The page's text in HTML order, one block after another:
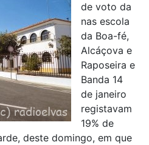
de voto da
nas escola
da Boa-fé,
Alcáçova e
Raposeira e
Banda 14
de janeiro
registavam
19% de
deste domingo, em que